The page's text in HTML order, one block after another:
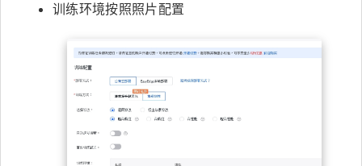
训练环境按照照片配置